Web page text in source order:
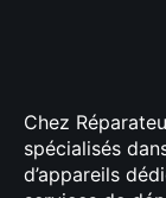
Chez
spécialisés
d’appareils